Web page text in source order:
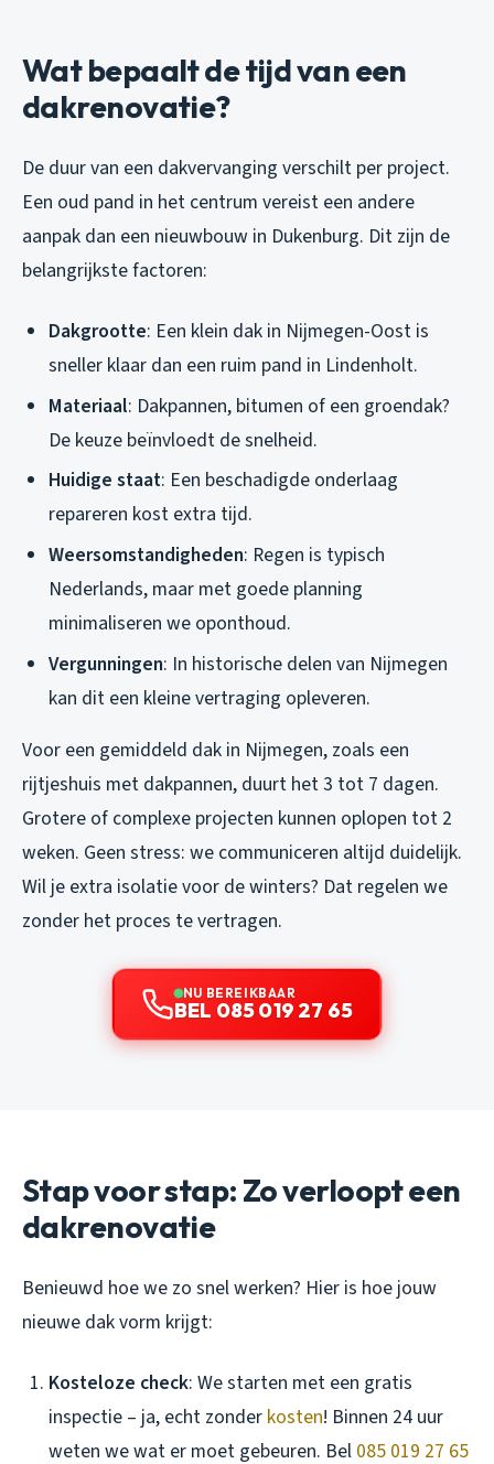
Wat bepaalt de tijd van een
dakrenovatie?
De duur van een dakvervanging verschilt per project.
Een oud pand in het centrum vereist een andere
aanpak dan een nieuwbouw in Dukenburg. Dit zijn de
belangrijkste factoren:
Dakgrootte: Een klein dak in Nijmegen-Oost is
sneller klaar dan een ruim pand in Lindenholt.
Materiaal: Dakpannen, bitumen of een groendak?
De keuze beïnvloedt de snelheid.
Huidige staat: Een beschadigde onderlaag
repareren kost extra tijd.
Weersomstandigheden: Regen is typisch
Nederlands, maar met goede planning
minimaliseren we oponthoud.
Vergunningen: In historische delen van Nijmegen
kan dit een kleine vertraging opleveren.
Voor een gemiddeld dak in Nijmegen, zoals een
rijtjeshuis met dakpannen, duurt het 3 tot 7 dagen.
Grotere of complexe projecten kunnen oplopen tot 2
weken. Geen stress: we communiceren altijd duidelijk.
Wil je extra isolatie voor de winters? Dat regelen we
zonder het proces te vertragen.
NU BEREIKBAAR
BEL 085 019 27 65
Stap voor stap: Zo verloopt een
dakrenovatie
Benieuwd hoe we zo snel werken? Hier is hoe jouw
nieuwe dak vorm krijgt:
Kosteloze check: We starten met een gratis
inspectie – ja, echt zonder kosten! Binnen 24 uur
weten we wat er moet gebeuren. Bel 085 019 27 65